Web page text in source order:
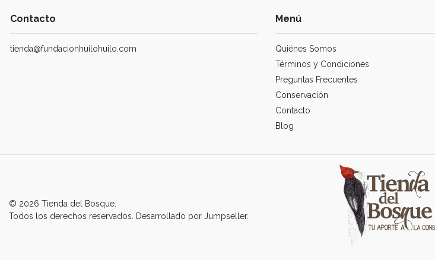
Contacto
tienda@fundacionhuilohuilo.com
Menú
Quiénes Somos
Términos y Condiciones
Preguntas Frecuentes
Conservación
Contacto
Blog
© 2026 Tienda del Bosque.
Todos los derechos reservados.
Desarrollado por Jumpseller.